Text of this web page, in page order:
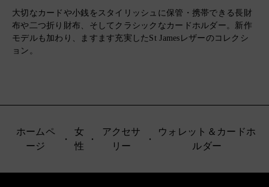
大切なカードや小銭をスタイリッシュに保管・携帯できる長財
布や二つ折り財布、そしてクラシックなカードホルダー。新作
モデルも加わり、ますます充実したSt Jamesレザーのコレクシ
ョン。
ホームペ
ージ
女
性
アクセサ
リー
ウォレット＆カードホ
ルダー